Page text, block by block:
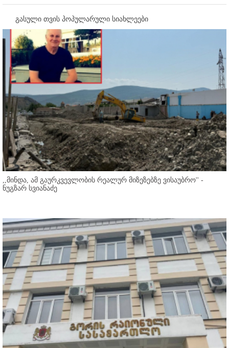
გასული თვის პოპულარული სიახლეები
,,მინდა, ამ გაურკვევლობის რეალურ მიზეზებზე ვისაუბრო'' -
ნუგზარ სვიანაძე